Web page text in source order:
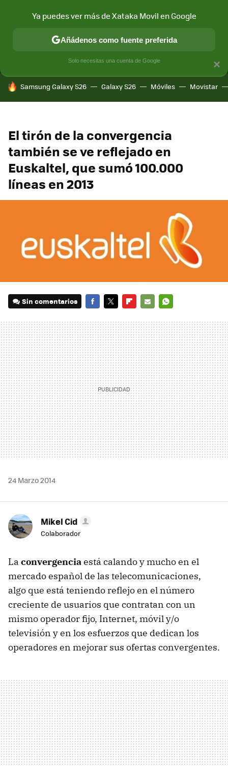
MÓVIL Y SOCIEDAD APLICACIONES
HOY SE HABLA DE
Samsung Galaxy S26 Galaxy S26 Móviles Movistar
El tirón de la convergencia
también se ve reflejado en
Euskaltel, que sumó 100.000
líneas en 2013
Sin comentarios
MAIL
24 Marzo 2014
Mikel Cid
Colaborador
La convergenciaestá calando y mucho en el
mercado español de las telecomunicaciones,
algo que está teniendo reflejo en el número
creciente de usuarios que contratan con un
mismo operador fijo, Internet, móvil y/o
televisión y en los esfuerzos que dedican los
operadores en mejorar sus ofertas convergentes.
×
Ya puedes ver más de Xataka Movil en Google
Añádenos como fuente preferida
Solo necesitas una cuenta de Google